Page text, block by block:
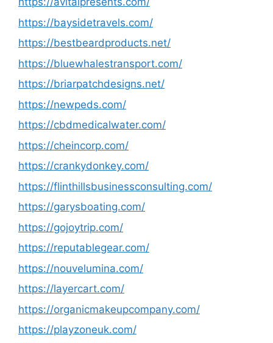
https://baysidetravels.com/
https://bestbeardproducts.net/
https://bluewhalestransport.com/
https://briarpatchdesigns.net/
https://newpeds.com/
https://cbdmedicalwater.com/
https://cheincorp.com/
https://crankydonkey.com/
https://flinthillsbusinessconsulting.com/
https://garysboating.com/
https://gojoytrip.com/
https://reputablegear.com/
https://nouvelumina.com/
https://layercart.com/
https://organicmakeupcompany.com/
https://playzoneuk.com/